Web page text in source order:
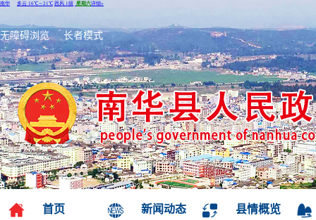
无障碍浏览 长者模式
首页 新闻动态 县情概览